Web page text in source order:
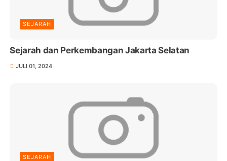
SEJARAH
Sejarah dan Perkembangan Jakarta Selatan
JULI 01, 2024
SEJARAH